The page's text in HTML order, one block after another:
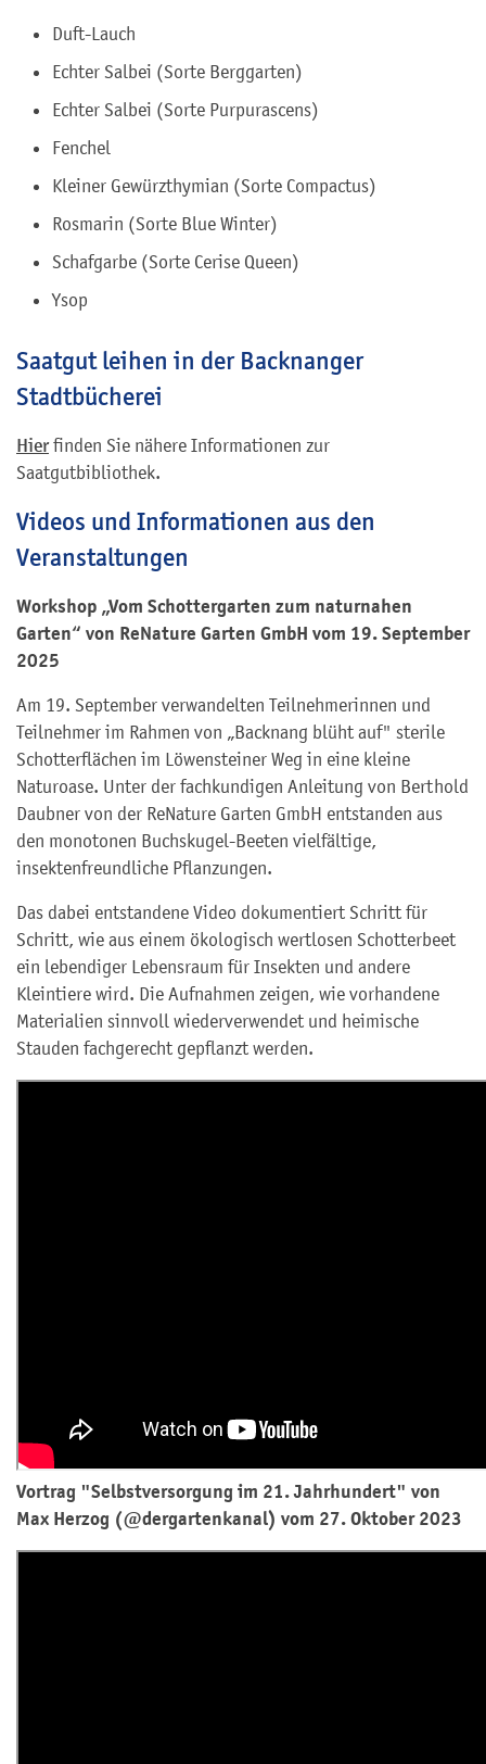
Duft-Lauch
Echter Salbei (Sorte Berggarten)
Echter Salbei (Sorte Purpurascens)
Fenchel
Kleiner Gewürzthymian (Sorte Compactus)
Rosmarin (Sorte Blue Winter)
Schafgarbe (Sorte Cerise Queen)
Ysop
Saatgut leihen in der Backnanger
Stadtbücherei
Hierfinden Sie nähere Informationen zur
Saatgutbibliothek.
Videos und Informationen aus den
Veranstaltungen
Workshop „Vom Schottergarten zum naturnahen
Garten“ von ReNature Garten GmbH vom 19. September
2025
Am 19. September verwandelten Teilnehmerinnen und
Teilnehmer im Rahmen von „Backnang blüht auf" sterile
Schotterflächen im Löwensteiner Weg in eine kleine
Naturoase. Unter der fachkundigen Anleitung von Berthold
Daubner von der ReNature Garten GmbH entstanden aus
den monotonen Buchskugel-Beeten vielfältige,
insektenfreundliche Pflanzungen.
Das dabei entstandene Video dokumentiert Schritt für
Schritt, wie aus einem ökologisch wertlosen Schotterbeet
ein lebendiger Lebensraum für Insekten und andere
Kleintiere wird. Die Aufnahmen zeigen, wie vorhandene
Materialien sinnvoll wiederverwendet und heimische
Stauden fachgerecht gepflanzt werden.
Vortrag "Selbstversorgung im 21. Jahrhundert" von
Max Herzog (@dergartenkanal) vom 27. Oktober 2023